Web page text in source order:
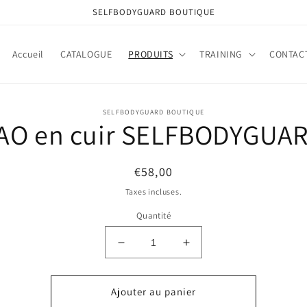
SELFBODYGUARD BOUTIQUE
Accueil CATALOGUE PRODUITS TRAINING
SELFBODYGUARD BOUTIQUE
en cuir
Prix
habituel
€58,00
Taxes incluses.
Quantité
Réduire
la
quantité
de
Augmenter
la
quantité
de
Ajouter au panier